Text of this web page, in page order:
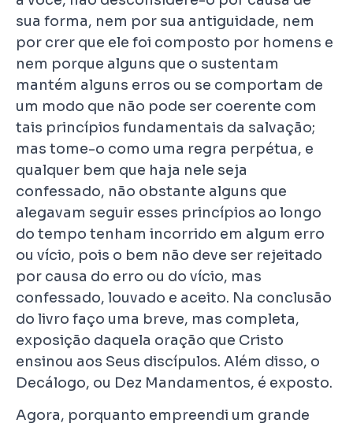
sua forma, nem por sua antiguidade, nem
por crer que ele foi composto por homens e
nem porque alguns que o sustentam
mantém alguns erros ou se comportam de
um modo que não pode ser coerente com
tais princípios fundamentais da salvação;
mas tome-o como uma regra perpétua, e
qualquer bem que haja nele seja
confessado, não obstante alguns que
alegavam seguir esses princípios ao longo
do tempo tenham incorrido em algum erro
ou vício, pois o bem não deve ser rejeitado
por causa do erro ou do vício, mas
confessado, louvado e aceito. Na conclusão
do livro faço uma breve, mas completa,
exposição daquela oração que Cristo
ensinou aos Seus discípulos. Além disso, o
Decálogo, ou Dez Mandamentos, é exposto.
Agora, porquanto empreendi um grande